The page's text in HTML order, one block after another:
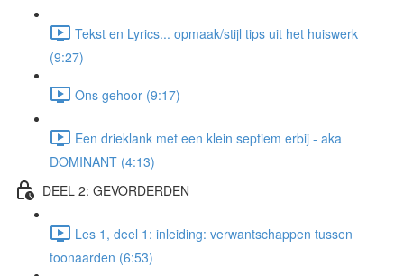
Tekst en Lyrics... opmaak/stijl tips uit het huiswerk
(9:27)
Ons gehoor (9:17)
Een drieklank met een klein septiem erbij - aka
DOMINANT (4:13)
DEEL 2: GEVORDERDEN
Les 1, deel 1: inleiding: verwantschappen tussen
toonaarden (6:53)